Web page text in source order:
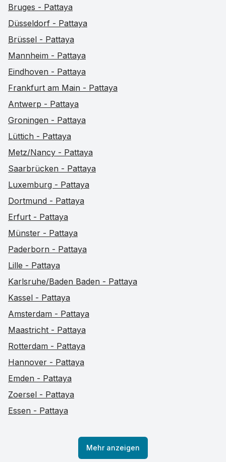
Bruges - Pattaya
Düsseldorf - Pattaya
Brüssel - Pattaya
Mannheim - Pattaya
Eindhoven - Pattaya
Frankfurt am Main - Pattaya
Antwerp - Pattaya
Groningen - Pattaya
Lüttich - Pattaya
Metz/Nancy - Pattaya
Saarbrücken - Pattaya
Luxemburg - Pattaya
Dortmund - Pattaya
Erfurt - Pattaya
Münster - Pattaya
Paderborn - Pattaya
Lille - Pattaya
Karlsruhe/Baden Baden - Pattaya
Kassel - Pattaya
Amsterdam - Pattaya
Maastricht - Pattaya
Rotterdam - Pattaya
Hannover - Pattaya
Emden - Pattaya
Zoersel - Pattaya
Essen - Pattaya
Mehr anzeigen